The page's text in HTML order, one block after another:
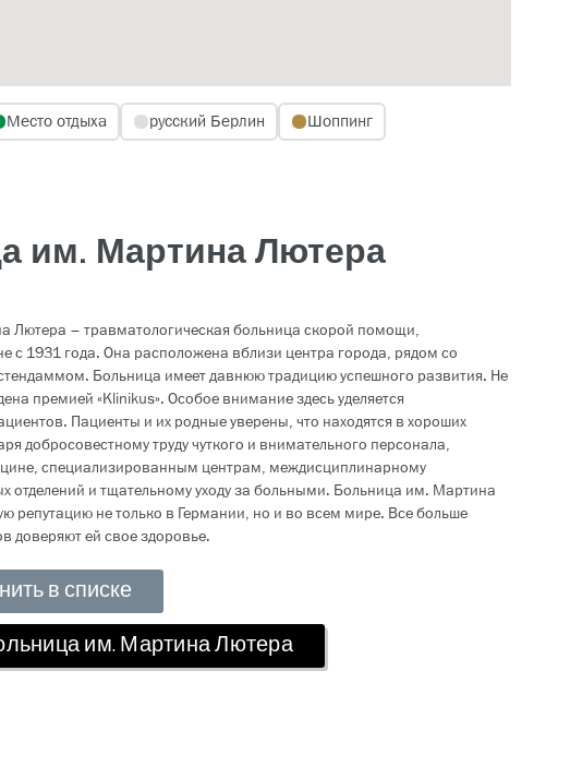
Место отдыха русский Берлин Шоппинг
им. Мартина Лютера
Лютера – травматологическая больница скорой помощи,
с 1931 года. Она расположена вблизи центра города, рядом со
Больница имеет давнюю традицию успешного развития. Не
премией «Klinikus». Особое внимание здесь уделяется
Пациенты и их родные уверены, что находятся в хороших
добросовестному труду чуткого и внимательного персонала,
специализированным центрам, междисциплинарному
отделений и тщательному уходу за больными. Больница им. Мартина
репутацию не только в Германии, но и во всем мире. Все больше
доверяют ей свое здоровье.
в списке
им. Мартина Лютера